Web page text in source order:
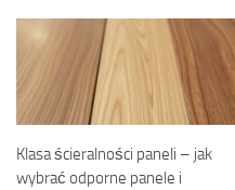
Klasa ścieralności paneli – jak
wybrać odporne panele i